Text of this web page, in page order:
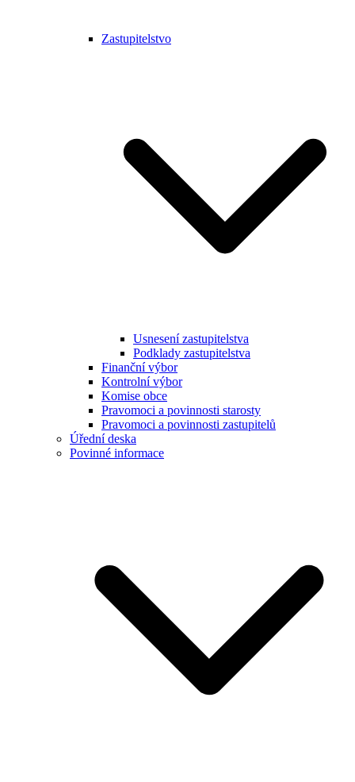
Zastupitelstvo
Usnesení zastupitelstva
Podklady zastupitelstva
Finanční výbor
Kontrolní výbor
Komise obce
Pravomoci a povinnosti starosty
Pravomoci a povinnosti zastupitelů
Úřední deska
Povinné informace